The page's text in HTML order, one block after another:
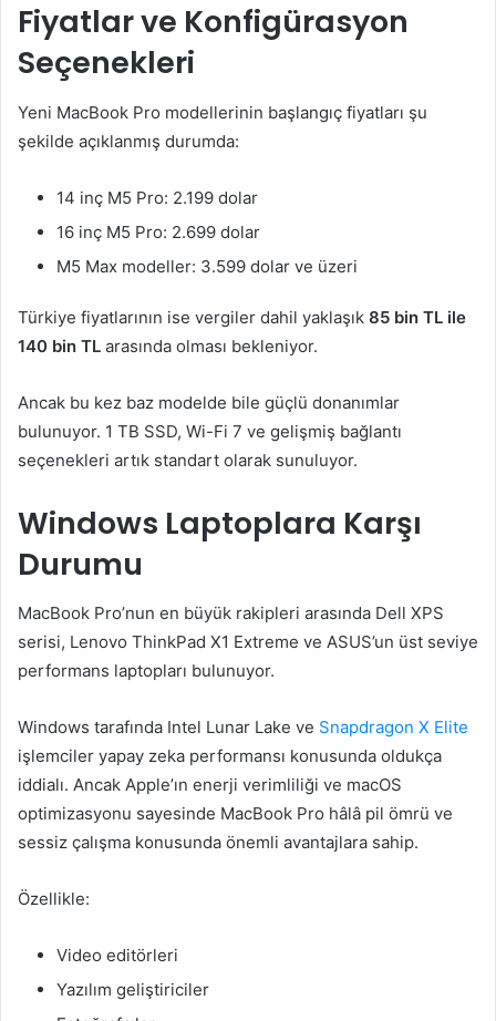
Fiyatlar ve Konfigürasyon
Seçenekleri
Yeni MacBook Pro modellerinin başlangıç fiyatları şu
şekilde açıklanmış durumda:
14 inç M5 Pro: 2.199 dolar
16 inç M5 Pro: 2.699 dolar
M5 Max modeller: 3.599 dolar ve üzeri
Türkiye fiyatlarının ise vergiler dahil yaklaşık 85 bin TL ile
140 bin TL arasında olması bekleniyor.
Ancak bu kez baz modelde bile güçlü donanımlar
bulunuyor. 1 TB SSD, Wi-Fi 7 ve gelişmiş bağlantı
seçenekleri artık standart olarak sunuluyor.
Windows Laptoplara Karşı
Durumu
MacBook Pro’nun en büyük rakipleri arasında Dell XPS
serisi, Lenovo ThinkPad X1 Extreme ve ASUS’un üst seviye
performans laptopları bulunuyor.
Windows tarafında Intel Lunar Lake ve Snapdragon X Elite
işlemciler yapay zeka performansı konusunda oldukça
iddialı. Ancak Apple’ın enerji verimliliği ve macOS
optimizasyonu sayesinde MacBook Pro hâlâ pil ömrü ve
sessiz çalışma konusunda önemli avantajlara sahip.
Özellikle:
Video editörleri
Yazılım geliştiriciler